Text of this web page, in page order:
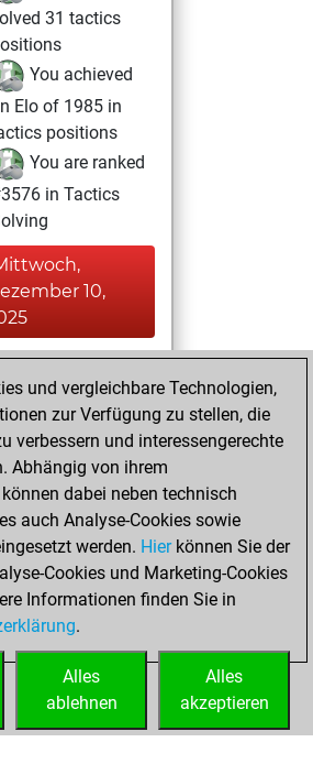
31 tactics
You achieved
Elo of 1985 in
positions
You are ranked
in Tactics
10,
You played 2
games
Play
You scored +0
-2 in slow games
1, 2018
You played 2
games
Play
You scored +1
=0 -1 in blitz
und vergleichbare Technologien,
zur Verfügung zu stellen, die
verbessern und interessengerechte
Abhängig von ihrem
dabei neben technisch
auch Analyse-Cookies sowie
werden. Hierkönnen Sie der
Cookies und Marketing-Cookies
Informationen finden Sie in
.
Alles
akzeptieren
Alles
ablehnen